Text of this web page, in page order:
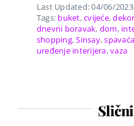
Last Updated: 04/06/2023
Tags: buket,cvijeće,
dnevni boravak, dom,
shopping,Sinsay,
uređenje interijera,vaza